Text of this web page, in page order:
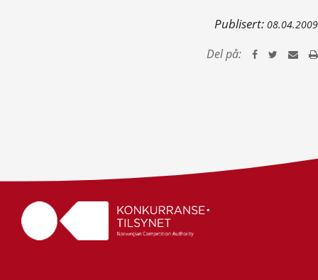
Publisert: 08.04.2009
Del på: